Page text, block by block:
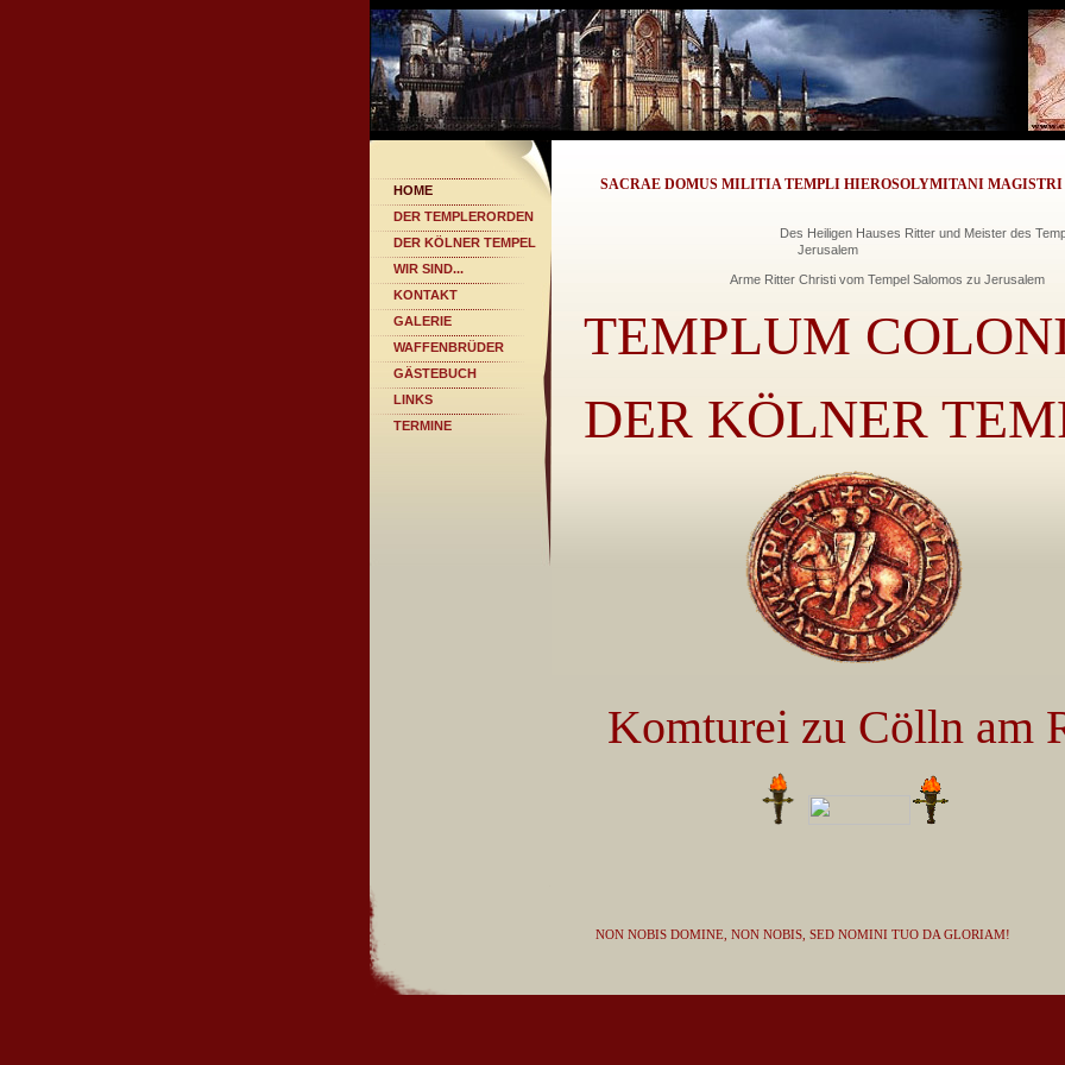
SACRAE DOMUS MILITIA TEMPLI HIEROSOLYMITANI MAGISTRI
HOME
DER TEMPLERORDEN
DER KÖLNER TEMPEL
WIR SIND...
KONTAKT
GALERIE
WAFFENBRÜDER
GÄSTEBUCH
LINKS
TERMINE
Des Heiligen Hauses Ritter und Meister des
Jerusalem
Arme Ritter Christi vom Tempel Salomos zu Jerusalem
TEMPLUM
DER KÖLNER
Komturei zu Cölln am
NON NOBIS DOMINE, NON NOBIS, SED NOMINI TUO DA GLORIAM!